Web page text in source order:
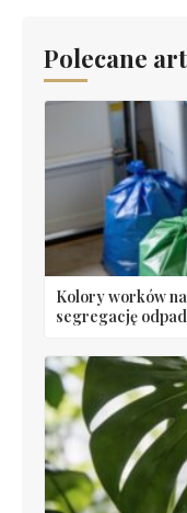
Polecane
Kolory worków
segregację